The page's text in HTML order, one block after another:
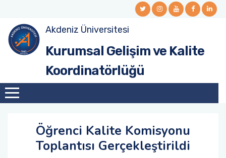
Akdeniz Üniversitesi
Kurumsal Gelişim ve Kalite
Koordinatörlüğü
Öğrenci Kalite Komisyonu
Toplantısı Gerçekleştirildi
Kurumsal Gelişim ve Kalite Organizasyonu
Kalite Komisyonu
Üniversite Kalite Komisyonu Üyeleri
Kalite Alt Komisyonları
Liderlik, Yönetişim ve Kalite
Eğitim ve Öğretim
Araştırma ve Geliştirme
Toplantı Tutanakları
Danışma Kurulları
Misyon-Vizyon- Stratejik Amaç ve Hedefler
Performans Göstergeleri
Üniversite Politikaları
İdare Faaliyet Raporları
Akreditasyon Nedir?
Kurumsal Akreditasyon Değerlendirme
YÖKAK Kurumsal Değerlendirme
Akreditasyon Belgeleri
Birim İç Değerlendirme Raporları (BİDR)
Kalite Yönetim Sistemi Belgeleri
Doküman Odası
Mevzuatlar